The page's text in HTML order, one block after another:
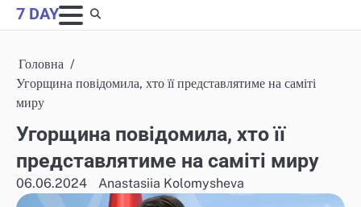
Skip
to
7 DAY
Головна
Угорщина повідомила, хто її представлятиме на саміті
миру
Угорщина повідомила, хто її
представлятиме на саміті миру
06.06.2024 Anastasiia Kolomysheva